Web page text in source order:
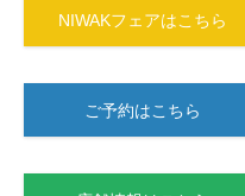
NIWAKフェアはこちら
ご予約はこちら